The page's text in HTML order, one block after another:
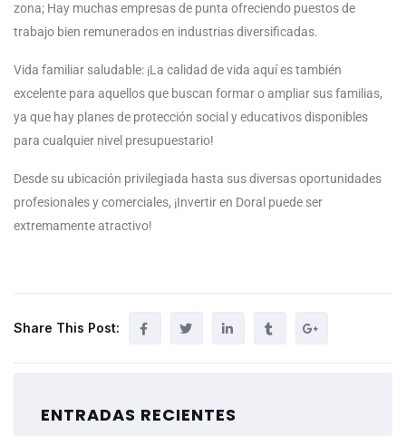
zona; Hay muchas empresas de punta ofreciendo puestos de
trabajo bien remunerados en industrias diversificadas.
Vida familiar saludable: ¡La calidad de vida aquí es también
excelente para aquellos que buscan formar o ampliar sus familias,
ya que hay planes de protección social y educativos disponibles
para cualquier nivel presupuestario!
Desde su ubicación privilegiada hasta sus diversas oportunidades
profesionales y comerciales, ¡Invertir en Doral puede ser
extremamente atractivo!
Share This Post:
ENTRADAS RECIENTES